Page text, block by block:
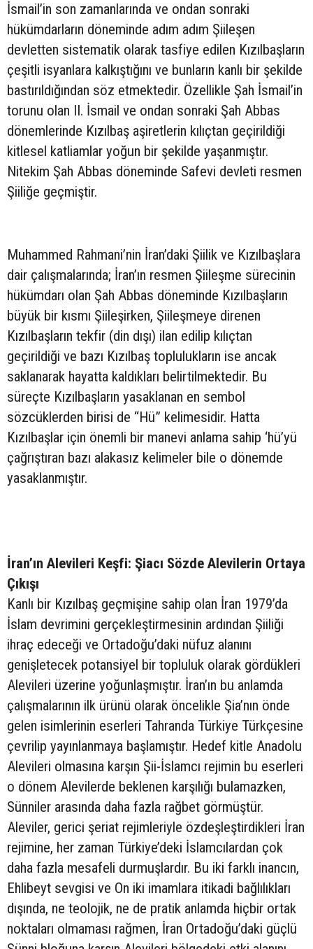
İsmail’in son zamanlarında ve ondan sonraki
hükümdarların döneminde adım adım Şiileşen
devletten sistematik olarak tasfiye edilen Kızılbaşların
çeşitli isyanlara kalkıştığını ve bunların kanlı bir şekilde
bastırıldığından söz etmektedir. Özellikle Şah İsmail’in
torunu olan II. İsmail ve ondan sonraki Şah Abbas
dönemlerinde Kızılbaş aşiretlerin kılıçtan geçirildiği
kitlesel katliamlar yoğun bir şekilde yaşanmıştır.
Nitekim Şah Abbas döneminde Safevi devleti resmen
Şiiliğe geçmiştir.
Muhammed Rahmani’nin İran’daki Şiilik ve Kızılbaşlara
dair çalışmalarında; İran’ın resmen Şiileşme sürecinin
hükümdarı olan Şah Abbas döneminde Kızılbaşların
büyük bir kısmı Şiileşirken, Şiileşmeye direnen
Kızılbaşların tekfir (din dışı) ilan edilip kılıçtan
geçirildiği ve bazı Kızılbaş toplulukların ise ancak
saklanarak hayatta kaldıkları belirtilmektedir. Bu
süreçte Kızılbaşların yasaklanan en sembol
sözcüklerden birisi de “Hü” kelimesidir. Hatta
Kızılbaşlar için önemli bir manevi anlama sahip ‘hü’yü
çağrıştıran bazı alakasız kelimeler bile o dönemde
yasaklanmıştır.
İran’ın Alevileri Keşfi: Şiacı Sözde Alevilerin Ortaya
Çıkışı
Kanlı bir Kızılbaş geçmişine sahip olan İran 1979’da
İslam devrimini gerçekleştirmesinin ardından Şiiliği
ihraç edeceği ve Ortadoğu’daki nüfuz alanını
genişletecek potansiyel bir topluluk olarak gördükleri
Alevileri üzerine yoğunlaşmıştır. İran’ın bu anlamda
çalışmalarının ilk ürünü olarak öncelikle Şia’nın önde
gelen isimlerinin eserleri Tahranda Türkiye Türkçesine
çevrilip yayınlanmaya başlamıştır. Hedef kitle Anadolu
Alevileri olmasına karşın Şii-İslamcı rejimin bu eserleri
o dönem Alevilerde beklenen karşılığı bulamazken,
Sünniler arasında daha fazla rağbet görmüştür.
Aleviler, gerici şeriat rejimleriyle özdeşleştirdikleri İran
rejimine, her zaman Türkiye’deki İslamcılardan çok
daha fazla mesafeli durmuşlardır. Bu iki farklı inancın,
Ehlibeyt sevgisi ve On iki imamlara itikadi bağlılıkları
dışında, ne teolojik, ne de pratik anlamda hiçbir ortak
noktaları olmaması rağmen, İran Ortadoğu’daki güçlü